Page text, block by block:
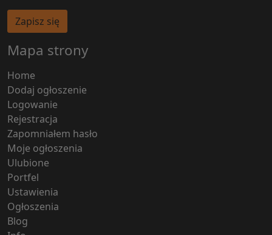
Zapisz się
Mapa strony
Home
Dodaj ogłoszenie
Logowanie
Rejestracja
Zapomniałem hasło
Moje ogłoszenia
Ulubione
Portfel
Ustawienia
Ogłoszenia
Blog